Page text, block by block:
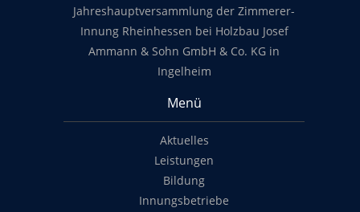
Jahreshauptversammlung der Zimmerer-
Innung Rheinhessen bei Holzbau Josef
Ammann & Sohn GmbH & Co. KG in
Ingelheim
Menü
Aktuelles
Leistungen
Bildung
Innungsbetriebe